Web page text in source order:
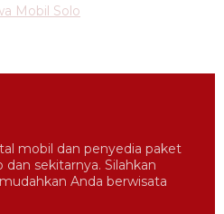
mobil dan penyedia paket
sekitarnya. Silahkan
Anda berwisata